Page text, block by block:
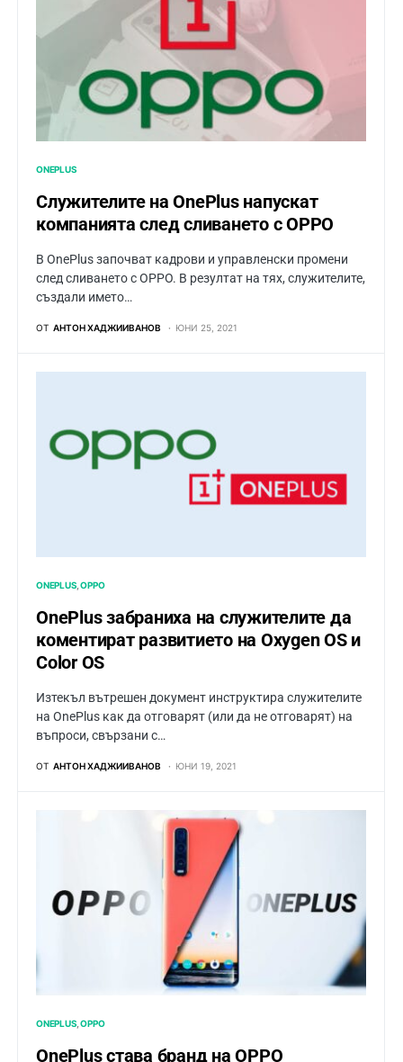
ONEPLUS
Служителите на OnePlus напускат
компанията след сливането с OPPO
В OnePlus започват кадрови и управленски промени
след сливането с OPPO. В резултат на тях, служителите,
създали името…
ОТ АНТОН ХАДЖИИВАНОВ ЮНИ 25, 2021
ONEPLUS OPPO
OnePlus забраниха на служителите да
коментират развитието на Oxygen OS и
Color OS
Изтекъл вътрешен документ инструктира служителите
на OnePlus как да отговарят (или да не отговарят) на
въпроси, свързани с…
ОТ АНТОН ХАДЖИИВАНОВ ЮНИ 19, 2021
ONEPLUS OPPO
OnePlus става бранд на OPPO